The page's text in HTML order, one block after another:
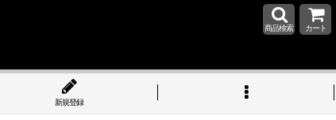
商品検索 カート
新規登録